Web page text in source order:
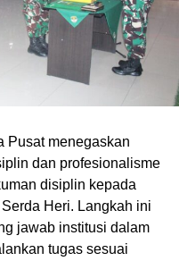
Pusat menegaskan
dan profesionalisme
disiplin kepada
Heri. Langkah ini
jawab institusi dalam
tugas sesuai